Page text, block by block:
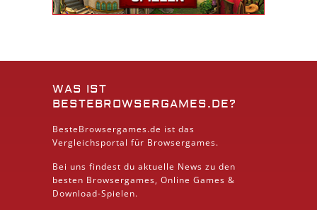
WAS IST
BESTEBROWSERGAMES.DE?
BesteBrowsergames.de ist das
Vergleichsportal für Browsergames.
Bei uns findest du aktuelle News zu den
besten Browsergames, Online Games &
Download-Spielen.